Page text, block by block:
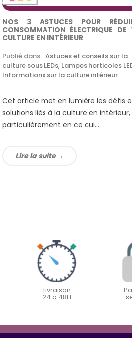
NOS 3 ASTUCES POUR
CONSOMMATION ÉLECTRIQUE DE
CULTURE EN INTÉRIEUR
Publié dans: Astuces et conseils sur la
culture sous LEDs, Lampes horticoles
Informations sur la culture intérieur
Cet article met en lumière les défis
solutions liés à la culture en intérieur,
particulièrement en ce qui...
Lire la suite
Livraison
24 à 48H